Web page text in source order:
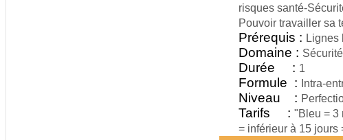
risques santé-
Pouvoir travailler sa
Prérequis : Lignes
Domaine : Sécurité
Durée : 1
Formule : Intra-
Niveau :
Tarifs : "Bleu = 3
= inférieur à 15 jours